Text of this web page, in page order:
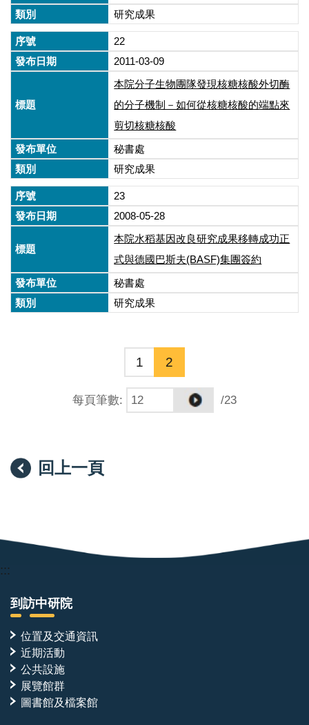
研究成果
22
2011-03-09
本院分子生物團隊發現核糖核酸外切酶
的分子機制－如何從核糖核酸的端點來
剪切核糖核酸
秘書處
研究成果
23
2008-05-28
本院水稻基因改良研究成果移轉成功正
式與德國巴斯夫(BASF)集團簽約
秘書處
研究成果
1 2
每頁筆數: /23
回上一頁
:::
到訪中研院
位置及交通資訊
近期活動
公共設施
展覽館群
圖書館及檔案館